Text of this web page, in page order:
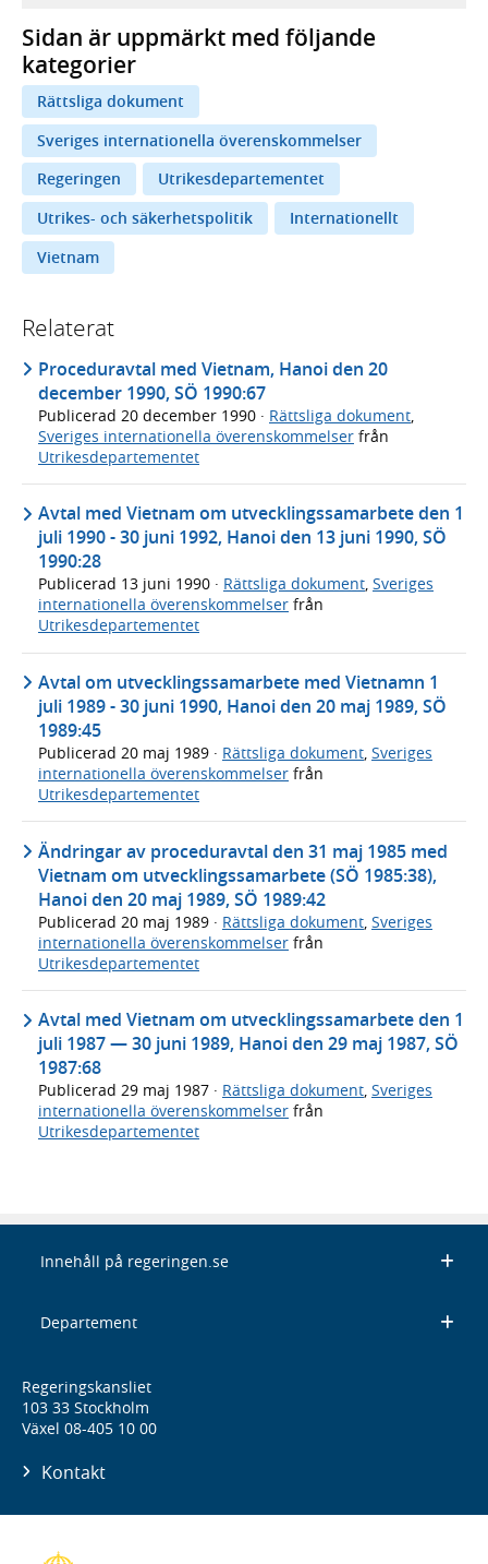
Sidan är uppmärkt med följande
kategorier
Rättsliga dokument
Sveriges internationella överenskommelser
Regeringen
Utrikesdepartementet
Utrikes- och säkerhetspolitik
Internationellt
Vietnam
Relaterat
Proceduravtal med Vietnam, Hanoi den 20
december 1990, SÖ 1990:67
Publicerad 20 december 1990 · Rättsliga dokument
Sveriges internationella överenskommelser från
Utrikesdepartementet
Avtal med Vietnam om utvecklingssamarbete den 1
juli 1990 - 30 juni 1992, Hanoi den 13 juni 1990, SÖ
1990:28
Publicerad 13 juni 1990 · Rättsliga dokument, Sveriges
internationella överenskommelser från
Utrikesdepartementet
Avtal om utvecklingssamarbete med Vietnamn 1
juli 1989 - 30 juni 1990, Hanoi den 20 maj 1989, SÖ
1989:45
Publicerad 20 maj 1989 · Rättsliga dokument, Sveriges
internationella överenskommelser från
Utrikesdepartementet
Ändringar av proceduravtal den 31 maj 1985 med
Vietnam om utvecklingssamarbete (SÖ 1985:38),
Hanoi den 20 maj 1989, SÖ 1989:42
Publicerad 20 maj 1989 · Rättsliga dokument Sveriges
internationella överenskommelser från
Utrikesdepartementet
Avtal med Vietnam om utvecklingssamarbete den 1
juli 1987 — 30 juni 1989, Hanoi den 29 maj 1987, SÖ
1987:68
Publicerad 29 maj 1987 · Rättsliga dokument, Sveriges
internationella överenskommelser från
Utrikesdepartementet
Innehåll på regeringen.se
Departement
Regeringskansliet
103 33 Stockholm
Växel 08-405 10 00
Kontakt